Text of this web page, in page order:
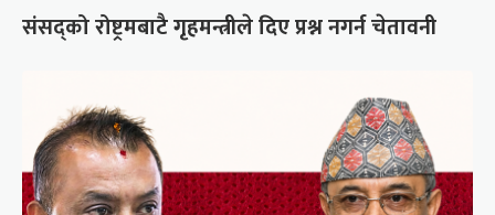
संसद्को रोष्ट्रमबाटै गृहमन्त्रीले दिए प्रश्न नगर्न चेतावनी